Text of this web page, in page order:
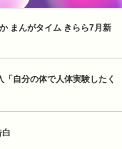
まんがタイム きらら7月新
自分の体で人体実験したく
白